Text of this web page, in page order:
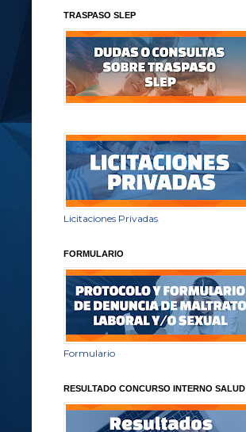
TRASPASO SLEP
Licitaciones Privadas
FORMULARIO
Formulario
RESULTADO CONCURSO INTERNO SALUD